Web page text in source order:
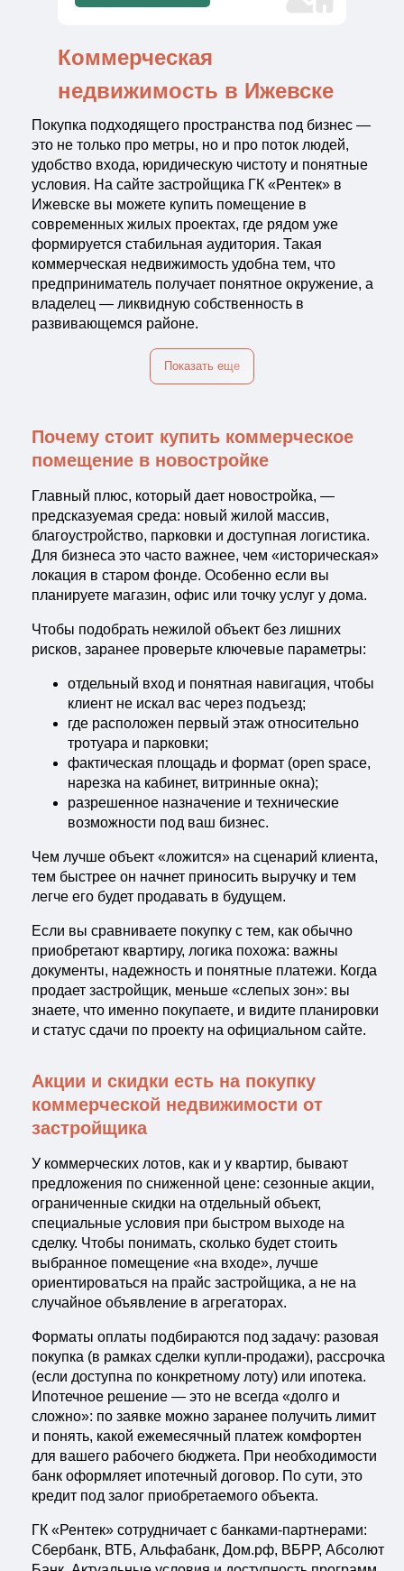
Коммерческая
недвижимость в Ижевске
Покупка подходящего пространства под бизнес —
это не только про метры, но и про поток людей,
удобство входа, юридическую чистоту и понятные
условия. На сайте застройщика ГК «Рентек» в
Ижевске вы можете купить помещение в
современных жилых проектах, где рядом уже
формируется стабильная аудитория. Такая
коммерческая недвижимость удобна тем, что
предприниматель получает понятное окружение, а
владелец — ликвидную собственность в
развивающемся районе.
Показать еще
Почему стоит купить коммерческое
помещение в новостройке
Главный плюс, который дает новостройка, —
предсказуемая среда: новый жилой массив,
благоустройство, парковки и доступная логистика.
Для бизнеса это часто важнее, чем «историческая»
локация в старом фонде. Особенно если вы
планируете магазин, офис или точку услуг у дома.
Чтобы подобрать нежилой объект без лишних
рисков, заранее проверьте ключевые параметры:
отдельный вход и понятная навигация, чтобы
клиент не искал вас через подъезд;
где расположен первый этаж относительно
тротуара и парковки;
фактическая площадь и формат (open space,
нарезка на кабинет, витринные окна);
разрешенное назначение и технические
возможности под ваш бизнес.
Чем лучше объект «ложится» на сценарий клиента,
тем быстрее он начнет приносить выручку и тем
легче его будет продавать в будущем.
Если вы сравниваете покупку с тем, как обычно
приобретают квартиру, логика похожа: важны
документы, надежность и понятные платежи. Когда
продает застройщик, меньше «слепых зон»: вы
знаете, что именно покупаете, и видите планировки
и статус сдачи по проекту на официальном сайте.
Акции и скидки есть на покупку
коммерческой недвижимости от
застройщика
У коммерческих лотов, как и у квартир, бывают
предложения по сниженной цене: сезонные акции,
ограниченные скидки на отдельный объект,
специальные условия при быстром выходе на
сделку. Чтобы понимать, сколько будет стоить
выбранное помещение «на входе», лучше
ориентироваться на прайс застройщика, а не на
случайное объявление в агрегаторах.
Форматы оплаты подбираются под задачу: разовая
покупка (в рамках сделки купли-продажи), рассрочка
(если доступна по конкретному лоту) или ипотека.
Ипотечное решение — это не всегда «долго и
сложно»: по заявке можно заранее получить лимит
и понять, какой ежемесячный платеж комфортен
для вашего рабочего бюджета. При необходимости
банк оформляет ипотечный договор. По сути, это
кредит под залог приобретаемого объекта.
ГК «Рентек» сотрудничает с банками-партнерами:
Сбербанк, ВТБ, Альфабанк, Дом.рф, ВБРР, Абсолют